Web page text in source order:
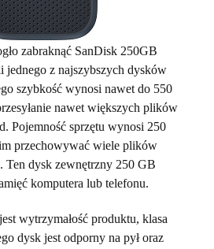
zabraknąć SanDisk 250GB
jednego z najszybszych dysków
szybkość wynosi nawet do 550
nawet większych plików
Pojemność sprzętu wynosi 250
przechowywać wiele plików
dysk zewnętrzny 250 GB
komputera lub telefonu.
wytrzymałość produktu, klasa
dysk jest odporny na pył oraz